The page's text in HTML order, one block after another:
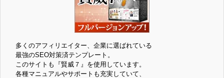
多くのアフィリエイター、企業に選ばれている
最強のSEO対策済テンプレート。
このサイトも『賢威７』を使用しています。
各種マニュアルやサポートも充実していて、